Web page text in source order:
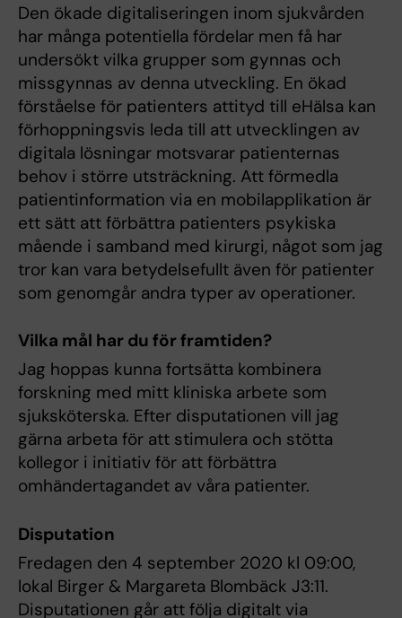
Den ökade digitaliseringen inom sjukvården
har många potentiella fördelar men få har
undersökt vilka grupper som gynnas och
missgynnas av denna utveckling. En ökad
förståelse för patienters attityd till eHälsa kan
förhoppningsvis leda till att utvecklingen av
digitala lösningar motsvarar patienternas
behov i större utsträckning. Att förmedla
patientinformation via en mobilapplikation är
ett sätt att förbättra patienters psykiska
mående i samband med kirurgi, något som jag
tror kan vara betydelsefullt även för patienter
som genomgår andra typer av operationer.
Vilka mål har du för framtiden?
Jag hoppas kunna fortsätta kombinera
forskning med mitt kliniska arbete som
sjuksköterska. Efter disputationen vill jag
gärna arbeta för att stimulera och stötta
kollegor i initiativ för att förbättra
omhändertagandet av våra patienter.
Disputation
Fredagen den 4 september 2020 kl 09:00,
lokal Birger & Margareta Blombäck J3:11.
Disputationen går att följa digitalt via